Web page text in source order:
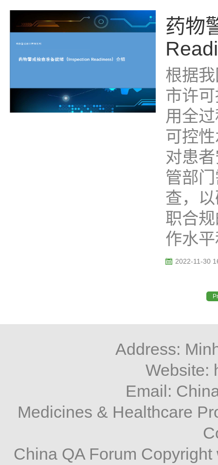
药物
根据
市许
用全
可控
对患
管部
查，
职合
作水
2022-11-30
Address:
Website:
Email:
Medicines & Healthcare
China QA Forum